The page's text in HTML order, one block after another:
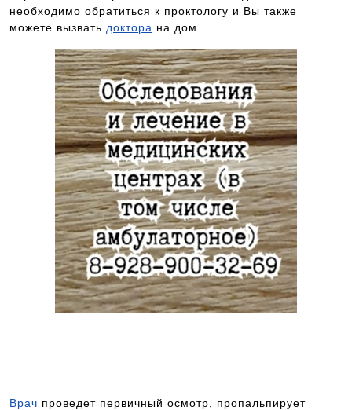
необходимо обратиться к проктологу и Вы также
можете вызвать доктора на дом.
Врач проведет первичный осмотр, пропальпирует